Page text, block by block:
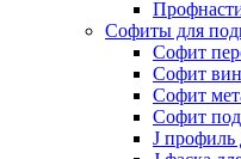
Софиты для
Cофит
Софит
Софит
Софит
J профиль